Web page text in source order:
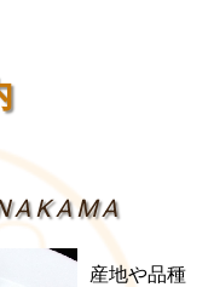
産地や品種